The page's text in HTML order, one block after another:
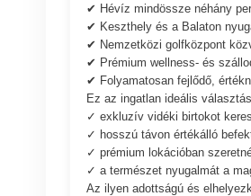
✔ Hévíz mindössze néhány
✔ Keszthely és a Balaton
✔ Nemzetközi golfközpont
✔ Prémium wellness- és
✔ Folyamatosan fejlődő,
Ez az ingatlan ideális
✓ exkluzív vidéki birtokot
✓ hosszú távon értékálló
✓ prémium lokációban
✓ a természet nyugalmát a
Az ilyen adottságú és